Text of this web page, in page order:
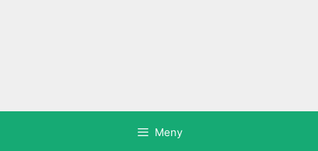
Meny